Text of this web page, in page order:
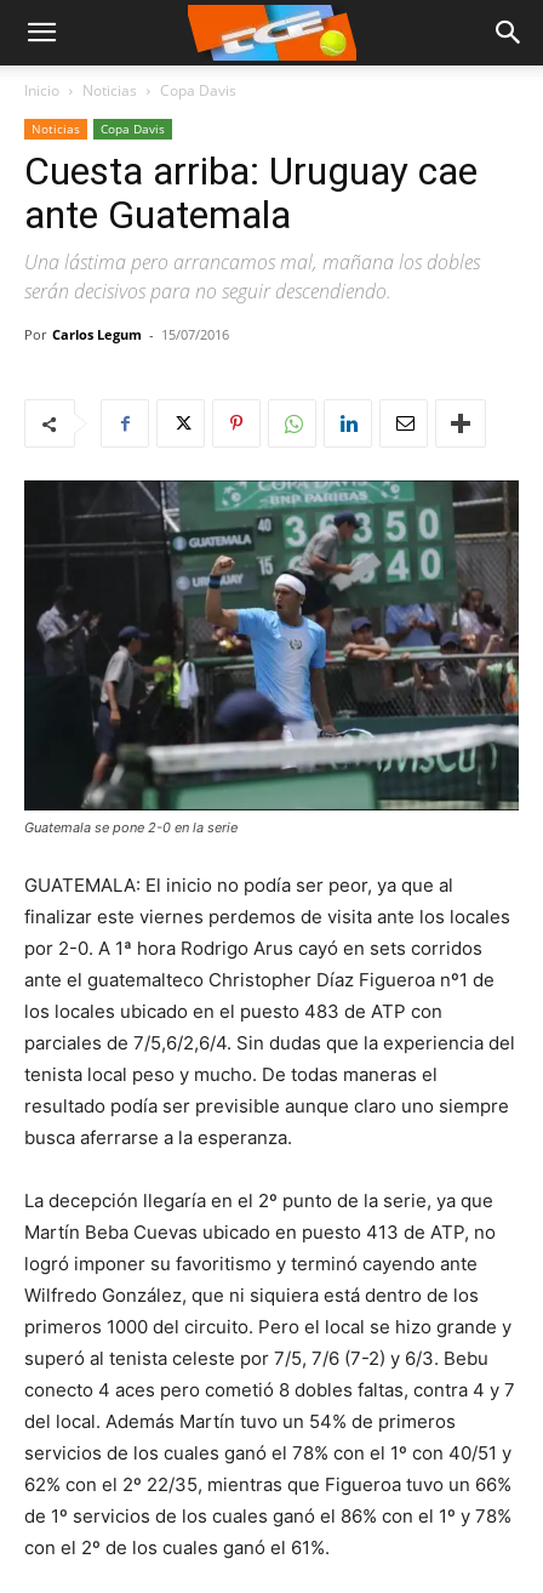
Inicio Noticias Copa Davis
Noticias Copa Davis
Cuesta arriba: Uruguay cae
ante Guatemala
Una lástima pero arrancamos mal, mañana los dobles
serán decisivos para no seguir descendiendo.
Por Carlos Legum - 15/07/2016
Guatemala se pone 2-0 en la serie
GUATEMALA: El inicio no podía ser peor, ya que al
finalizar este viernes perdemos de visita ante los locales
por 2-0. A 1ª hora Rodrigo Arus cayó en sets corridos
ante el guatemalteco Christopher Díaz Figueroa nº1 de
los locales ubicado en el puesto 483 de ATP con
parciales de 7/5,6/2,6/4. Sin dudas que la experiencia del
tenista local peso y mucho. De todas maneras el
resultado podía ser previsible aunque claro uno siempre
busca aferrarse a la esperanza.
La decepción llegaría en el 2º punto de la serie, ya que
Martín Beba Cuevas ubicado en puesto 413 de ATP, no
logró imponer su favoritismo y terminó cayendo ante
Wilfredo González, que ni siquiera está dentro de los
primeros 1000 del circuito. Pero el local se hizo grande y
superó al tenista celeste por 7/5, 7/6 (7-2) y 6/3. Bebu
conecto 4 aces pero cometió 8 dobles faltas, contra 4 y 7
del local. Además Martín tuvo un 54% de primeros
servicios de los cuales ganó el 78% con el 1º con 40/51 y
62% con el 2º 22/35, mientras que Figueroa tuvo un 66%
de 1º servicios de los cuales ganó el 86% con el 1º y 78%
con el 2º de los cuales ganó el 61%.